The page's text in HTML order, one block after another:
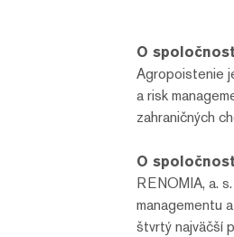
O
Agropoistenie
a risk
zahraničných
O
RENOMIA, a.
managementu
štvrtý najväčší